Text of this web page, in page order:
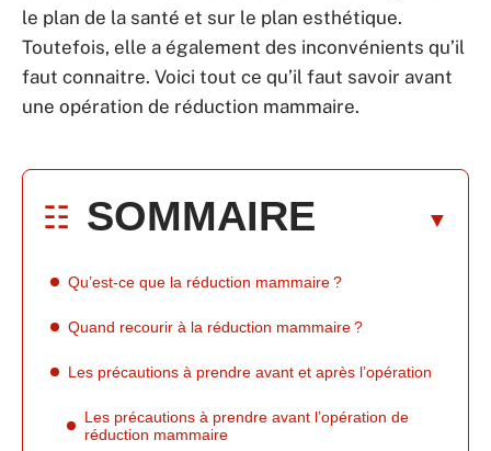
le plan de la santé et sur le plan esthétique.
Toutefois, elle a également des inconvénients qu’il
faut connaitre. Voici tout ce qu’il faut savoir avant
une opération de réduction mammaire.
SOMMAIRE
Qu’est-ce que la réduction mammaire ?
Quand recourir à la réduction mammaire ?
Les précautions à prendre avant et après l’opération
Les précautions à prendre avant l’opération de
réduction mammaire